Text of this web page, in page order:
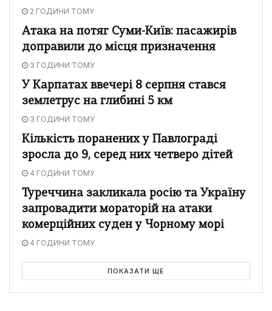
2 ГОДИНИ ТОМУ
Атака на потяг Суми-Київ: пасажирів
доправили до місця призначення
3 ГОДИНИ ТОМУ
У Карпатах ввечері 8 серпня стався
землетрус на глибині 5 км
3 ГОДИНИ ТОМУ
Кількість поранених у Павлограді
зросла до 9, серед них четверо дітей
4 ГОДИНИ ТОМУ
Туреччина закликала росію та Україну
запровадити мораторій на атаки
комерційних суден у Чорному морі
4 ГОДИНИ ТОМУ
ПОКАЗАТИ ЩЕ